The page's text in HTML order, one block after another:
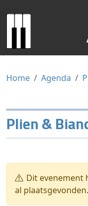
Home Agenda
Plien &
Dit evenement
al plaatsgevonden.